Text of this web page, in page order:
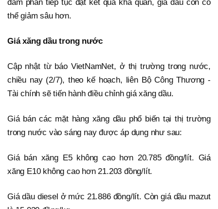
đàm phán tiếp tục đạt kết quả khả quan, giá dầu còn có
thể giảm sâu hơn.
Giá xăng dầu trong nước
Cập nhật từ báo VietNamNet, ở thị trường trong nước,
chiều nay (2/7), theo kế hoạch, liên Bộ Công Thương -
Tài chính sẽ tiến hành điều chỉnh giá xăng dầu.
Giá bán các mặt hàng xăng dầu phổ biến tại thị trường
trong nước vào sáng nay được áp dụng như sau:
Giá bán xăng E5 không cao hơn 20.785 đồng/lít. Giá
xăng E10 không cao hơn 21.203 đồng/lít.
Giá dầu diesel ở mức 21.886 đồng/lít. Còn giá dầu mazut